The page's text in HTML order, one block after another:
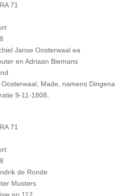
71
Janse Oosterwaal ea
en Adriaan Biemans
Made, namens Dingena
9-11-1808,
71
de Ronde
Musters